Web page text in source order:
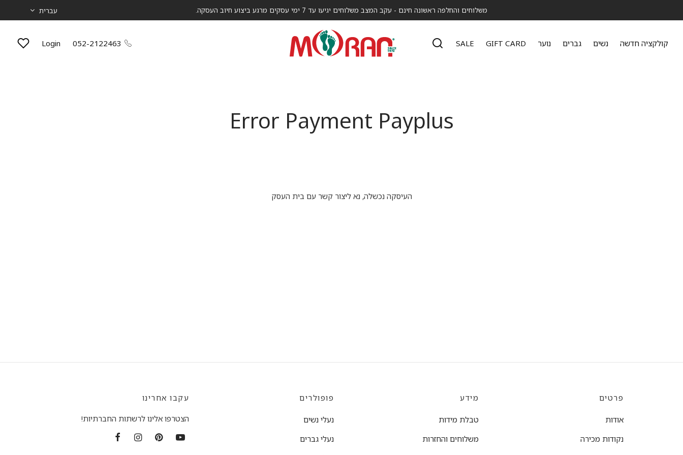
משלוחים והחלפה ראשונה חינם - עקב המצב משלוחים יגיעו עד 7 ימי עסקים מרגע ביצוע חיוב העסקה. עברית
קולקציה חדשה נשים גברים נוער GIFT CARD
SALE
052-2122463
Login
Error Payment Payplus
העיסקה נכשלה, נא ליצור קשר עם בית העסק
פרטים
אודות
נקודות מכירה
מידע
טבלת מידות
משלוחים והחזרות
פופולרים
נעלי נשים
נעלי גברים
עקבו אחרינו
הצטרפו אלינו לרשתות החברתיות!